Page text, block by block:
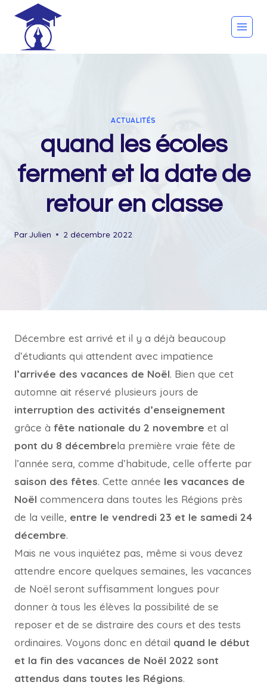
content
ACTUALITÉS
quand les écoles
ferment et la date de
retour en classe
ParJulien 2 décembre 2022
Décembre est arrivé et il y a déjà beaucoup
d’étudiants qui attendent avec impatience
l’arrivée des vacances de Noël. Bien que cet
automne ait réservé plusieurs jours de
interruption des activités d’enseignement
grâce à fête nationale du 2 novembre et al
pont du 8 décembrela première vraie fête de
l’année sera, comme d’habitude, celle offerte par
saison des fêtes. Cette année les vacances de
Noël commencera dans toutes les Régions près
de la veille, entre le vendredi 23 et le samedi 24
décembre.
Mais ne vous inquiétez pas, même si vous devez
attendre encore quelques semaines, les vacances
de Noël seront suffisamment longues pour
donner à tous les élèves la possibilité de se
reposer et de se distraire des cours et des tests
ordinaires. Voyons donc en détail quand le début
et la fin des vacances de Noël 2022 sont
attendus dans toutes les Régions.